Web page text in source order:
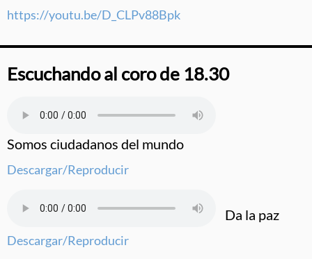
https://youtu.be/D_CLPv88Bpk
Escuchando al coro de 18.30
Somos ciudadanos del mundo
Descargar/Reproducir
Da la paz
Descargar/Reproducir